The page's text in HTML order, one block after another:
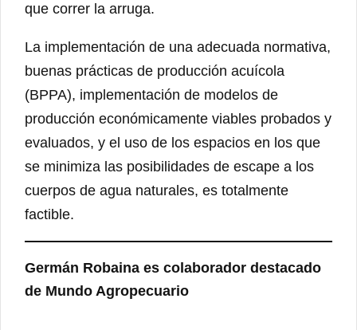
que correr la arruga.
La implementación de una adecuada normativa,
buenas prácticas de producción acuícola
(BPPA), implementación de modelos de
producción económicamente viables probados y
evaluados, y el uso de los espacios en los que
se minimiza las posibilidades de escape a los
cuerpos de agua naturales, es totalmente
factible.
Germán Robaina es colaborador destacado
de Mundo Agropecuario